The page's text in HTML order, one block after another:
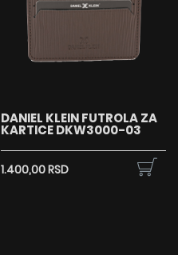
DANIEL KLEIN FUTROLA ZA
KARTICE DKW3000-03
1.400,00 RSD